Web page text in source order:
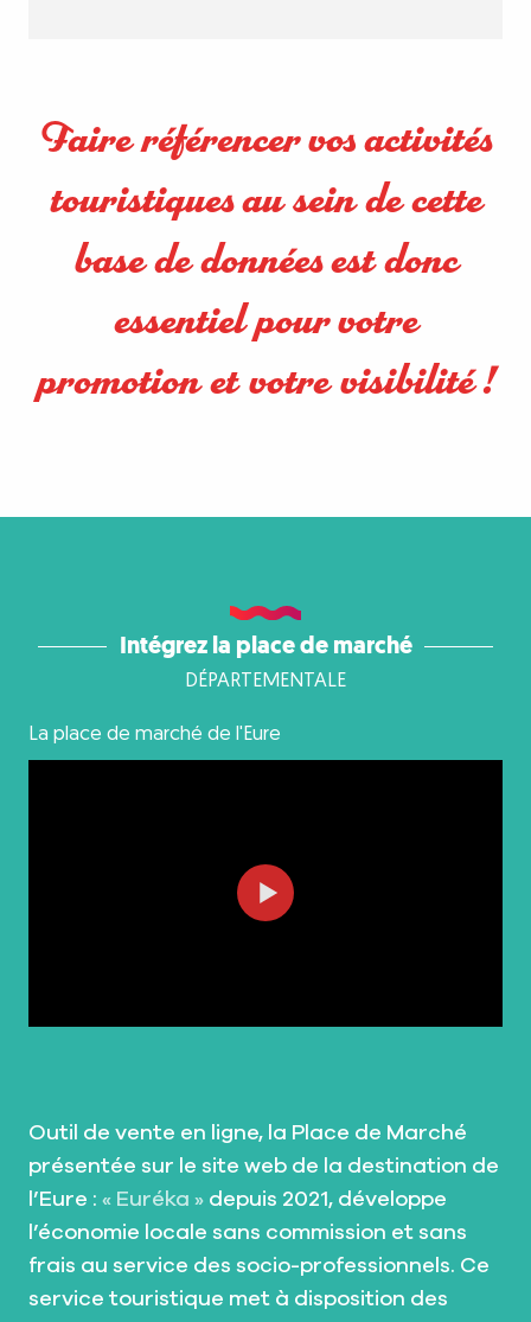
Faire référencer vos activités
touristiques au sein de cette
base de données est donc
essentiel pour votre
promotion et votre visibilité !
Intégrez la place de marché
DÉPARTEMENTALE
La place de marché de l'Eure
Outil de vente en ligne, la Place de Marché
présentée sur le site web de la destination de
l’Eure : « Euréka » depuis 2021, développe
l’économie locale sans commission et sans
frais au service des socio-professionnels. Ce
service touristique met à disposition des